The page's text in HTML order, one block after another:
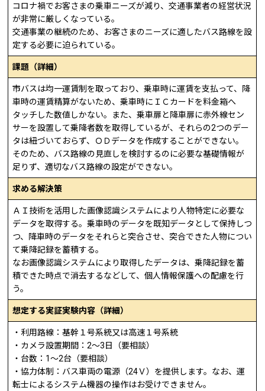
コロナ禍でお客さまの乗車ニーズが減り、交通事業者の経営状況
が非常に厳しくなっている。
交通事業の継続のため、お客さまのニーズに適したバス路線を設
定する必要に迫られている。
課題（詳細）
市バスは均一運賃制を取っており、乗車時に運賃を支払って、降
車時の運賃精算がないため、乗車時にＩＣカードを料金箱へ
タッチした数値しかない。また、乗車扉と降車扉に赤外線セン
サーを設置して乗降者数を取得しているが、それらの2つのデー
タは紐づいておらず、ＯＤデータを作成することができない。
そのため、バス路線の見直しを検討するのに必要な基礎情報が
足りず、適切なバス路線の設定ができない。
求める解決策
ＡＩ技術を活用した画像認識システムにより人物特定に必要な
データを取得する。乗車時のデータを既知データとして保持しつ
つ、降車時のデータをそれらと突合させ、突合できた人物につい
て乗降記録を蓄積する。
なお画像認識システムにより取得したデータは、乗降記録を蓄
積できた時点で消去するなどして、個人情報保護への配慮を行
う。
想定する実証実験内容（詳細）
・利用路線：基幹１号系統又は高速１号系統
・カメラ設置期間：2～3日（要相談）
・台数：1～2台（要相談）
・協力体制：バス車両の電源（24Ｖ）を提供します。なお、運
転士によるシステム機器の操作はお受けできません。